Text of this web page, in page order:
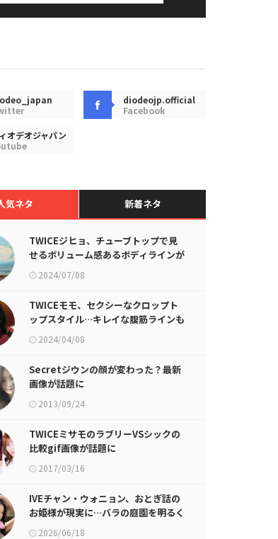
diodeojp.official
Facebook
オデオジャパン
気ネタ 新着ネタ
TWICEジヒョ、チューブトップで見
せるボリューム感あるボディラインが
話題に
2024/07/08
TWICEモモ、セクシーなクロップト
ップスタイル…キレイな腹筋ラインも
披露2024/04/08
Secretジウンの顔が変わった？最新
画像が話題に
2013/09/24
TWICEミサモのラブリーVSシックの
比較gif画像が話題に
2017/03/16
IVEチャン・ウォニョン、おとぎ話の
お姫様が現実に…バラの庭園を明るく
照らすお人形ビジュアル
2026/06/18